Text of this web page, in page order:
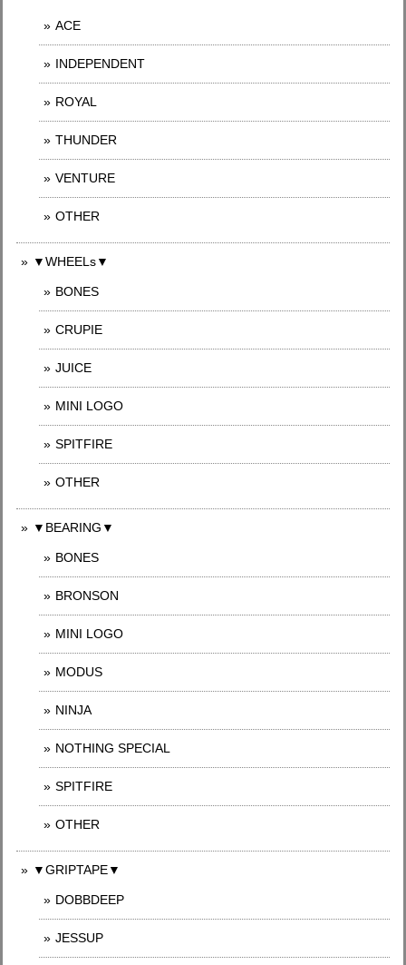
ACE
INDEPENDENT
ROYAL
THUNDER
VENTURE
OTHER
▼WHEELs▼
BONES
CRUPIE
JUICE
MINI LOGO
SPITFIRE
OTHER
▼BEARING▼
BONES
BRONSON
MINI LOGO
MODUS
NINJA
NOTHING SPECIAL
SPITFIRE
OTHER
▼GRIPTAPE▼
DOBBDEEP
JESSUP